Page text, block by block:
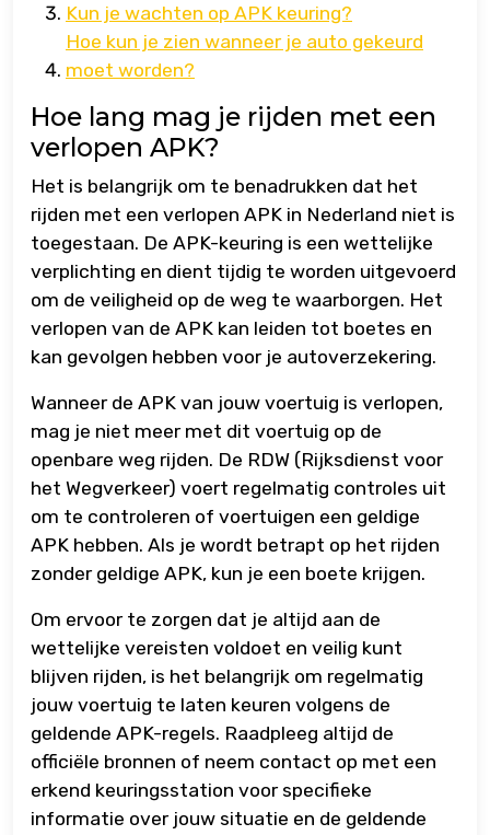
Kun je wachten op APK keuring?
Hoe kun je zien wanneer je auto gekeurd
moet worden?
Hoe lang mag je rijden met een
verlopen APK?
Het is belangrijk om te benadrukken dat het
rijden met een verlopen APK in Nederland niet is
toegestaan. De APK-keuring is een wettelijke
verplichting en dient tijdig te worden uitgevoerd
om de veiligheid op de weg te waarborgen. Het
verlopen van de APK kan leiden tot boetes en
kan gevolgen hebben voor je autoverzekering.
Wanneer de APK van jouw voertuig is verlopen,
mag je niet meer met dit voertuig op de
openbare weg rijden. De RDW (Rijksdienst voor
het Wegverkeer) voert regelmatig controles uit
om te controleren of voertuigen een geldige
APK hebben. Als je wordt betrapt op het rijden
zonder geldige APK, kun je een boete krijgen.
Om ervoor te zorgen dat je altijd aan de
wettelijke vereisten voldoet en veilig kunt
blijven rijden, is het belangrijk om regelmatig
jouw voertuig te laten keuren volgens de
geldende APK-regels. Raadpleeg altijd de
officiële bronnen of neem contact op met een
erkend keuringsstation voor specifieke
informatie over jouw situatie en de geldende